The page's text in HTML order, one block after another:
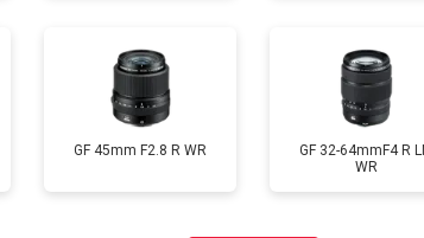
GF 45mm F2.8 R WR
GF 32-64mmF4 R
WR